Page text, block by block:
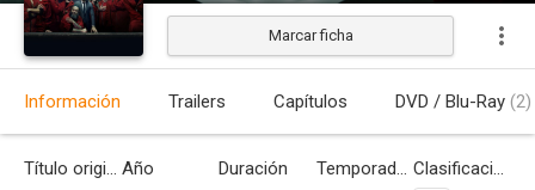
Marcar ficha
Información Trailers Capítulos DVD / Blu-Ray (2)
Título original Año Duración Temporadas Clasificación por edades